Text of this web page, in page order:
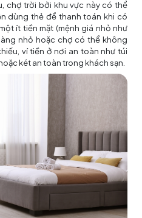
chợ trời bởi khu vực này có thể
dùng thẻ để thanh toán khi có
ít tiền mặt (mệnh giá nhỏ như
nhỏ hoặc chợ có thể không
ví tiền ở nơi an toàn như túi
két an toàn trong khách sạn.